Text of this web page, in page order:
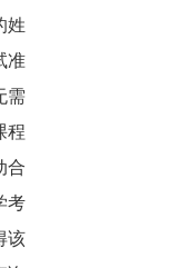
姓
准
需
程
合
考
该